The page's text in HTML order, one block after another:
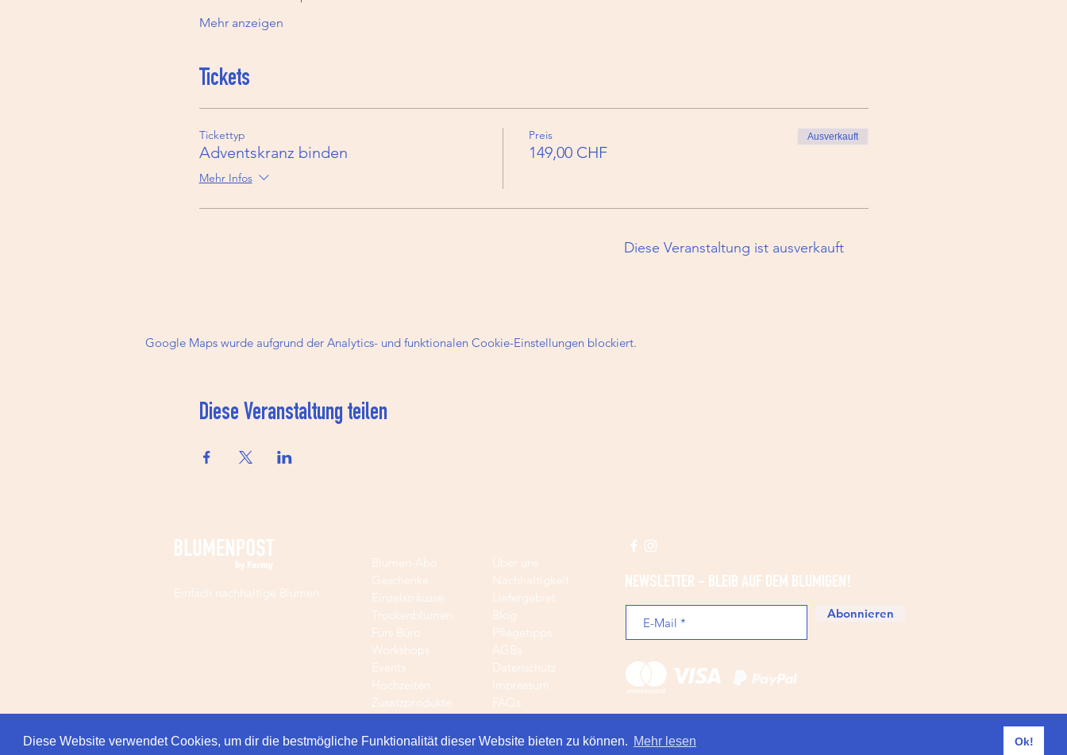
Diese Website verwendet Cookies, um dir die bestmögliche Funktionalität dieser Website bieten zu können. Mehr lesen Ok!
Mehr anzeigen
Tickets
Tickettyp
Adventskranz binden
Mehr Infos
Preis
149,00 CHF
Ausverkauft
Diese Veranstaltung ist ausverkauft
Google Maps wurde aufgrund der Analytics- und funktionalen Cookie-Einstellungen blockiert.
Diese Veranstaltung teilen
Einfach nachhaltige Blumen.
Blumen-Abo
Geschenke
Einzelsträusse
Trockenblumen
Fürs Büro
Workshops
Events
Hochzeiten
Zusatzprodukte
Über uns
Nachhaltigkeit
Liefergebiet
Blog
Pflegetipps
AGBs
Datenschutz
Impressum
FAQs
NEWSLETTER - BLEIB AUF DEM BLUMIGEN!
Abonnieren